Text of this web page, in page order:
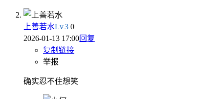
上善若水Lv3 0
2026-01-13 17:00回复
复制链接
举报
确实忍不住想笑